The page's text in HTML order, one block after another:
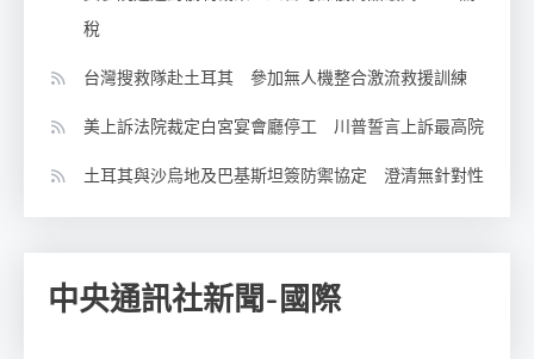
稅
台灣搜救隊赴土耳其 參加無人機整合激流救援訓練
美上訴法院裁定白宮宴會廳停工 川普誓言上訴最高院
土耳其與沙烏地及巴基斯坦簽防禦協定 澄清無針對性
中央通訊社新聞-國際